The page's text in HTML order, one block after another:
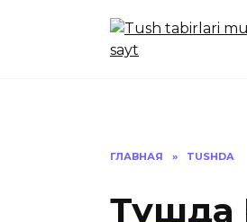
ГЛАВНАЯ » TUSHDA
Тушда